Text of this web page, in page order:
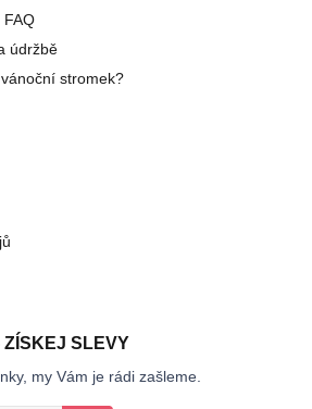
údržbě
stromek?
ZÍSKEJ SLEVY
my Vám je rádi zašleme.